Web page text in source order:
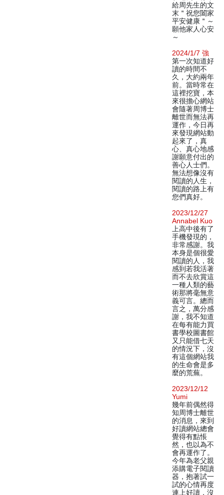
給周先生的文
末＂祝您闔家
平安健康＂～
願他家人心安
～
2024/1/7 強
第一次知道好
讀的時間不
久，大約兩年
前。當時常在
這裡挖寶，本
來很擔心網站
會隨著周博士
離世而無法再
運作，今日再
來發現網站動
起來了，真
心、真心地感
謝願意付出的
善心人士們。
無法想像沒有
閱讀的人生，
閱讀的路上有
您們真好。
2023/12/27
Annabel Kuo
上高中後有了
手機發現的，
非常感謝。我
本身是個很愛
閱讀的人，我
感到若我活著
而不去欣賞這
一種人類的藝
術那將毫無意
義可言。總而
言之，萬分感
謝，我不知道
在每有能力買
書學校圖書館
又只能借七天
的情況下，沒
有這個網站我
的生命會是多
麼的荒蕪。
2023/12/12
Yumi
幾年前偶然得
知周博士離世
的消息，來到
好讀網站總會
覺得有點悵
然，也以為不
會再運作了。
今年為老父親
添購電子閱讀
器，抱著試一
試的心情再度
連上好讀，沒